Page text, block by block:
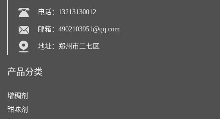
电话：13213130012
邮箱： 4902103951@qq.com
地址：郑州市二七区
产品分类
增稠剂
甜味剂